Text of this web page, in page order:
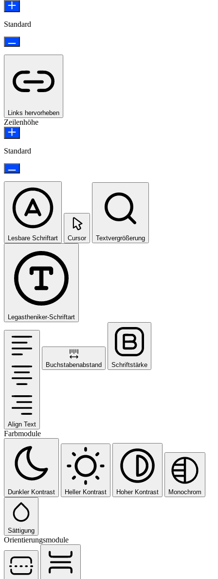
Standard
Links hervorheben
Zeilenhöhe
Standard
Lesbare Schriftart Cursor Textvergrößerung
Legastheniker-Schriftart
Align Text
Buchstabenabstand Schriftstärke
Farbmodule
Dunkler Kontrast Heller Kontrast Hoher Kontrast Monochrom
Sättigung
Orientierungsmodule